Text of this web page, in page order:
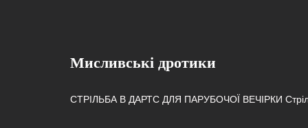
Мисливські дротики
СТРІЛЬБА В ДАРТС ДЛЯ ПАРУБОЧОЇ ВЕЧІРКИ